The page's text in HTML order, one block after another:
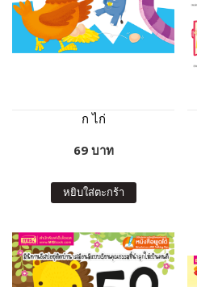
ก ไก่
69 บาท
หยิบใส่ตะกร้า